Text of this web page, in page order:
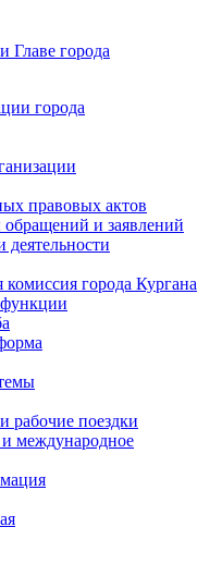
Главе города
города
правовых актов
и заявлений
комиссия города Кургана
рабочие поездки
международное